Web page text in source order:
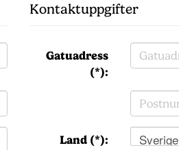
Kontaktuppgifter
Gatuadress
(*):
Land (*): Sverige